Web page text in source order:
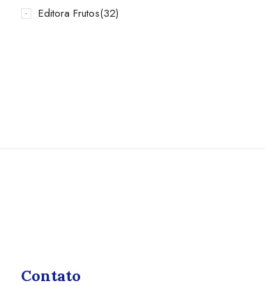
Editora Frutos(32)
Contato